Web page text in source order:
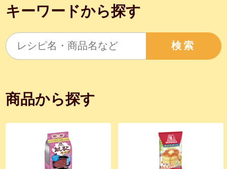
キーワードから探す
検索
商品から探す